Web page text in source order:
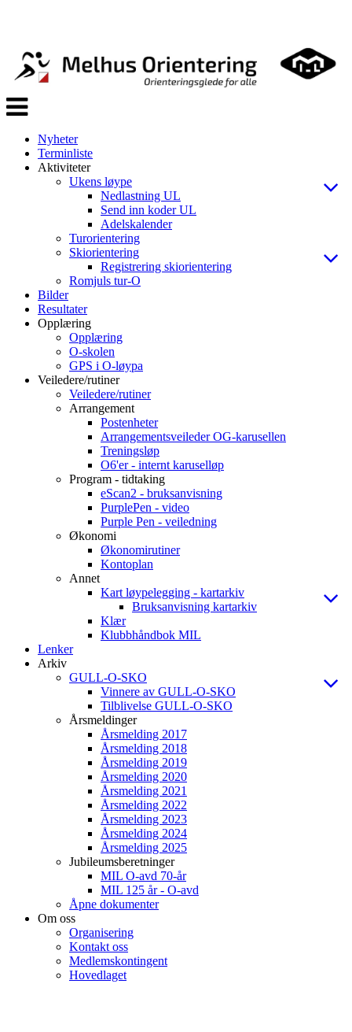
Veksle
navigasjon
Nyheter
Terminliste
Aktiviteter
Ukens løype
Nedlastning UL
Send inn koder UL
Adelskalender
Turorientering
Skiorientering
Registrering skiorientering
Romjuls tur-O
Bilder
Resultater
Opplæring
Opplæring
O-skolen
GPS i O-løypa
Veiledere/rutiner
Veiledere/rutiner
Arrangement
Postenheter
Arrangementsveileder OG-karusellen
Treningsløp
O6'er - internt karuselløp
Program - tidtaking
eScan2 - bruksanvisning
PurplePen - video
Purple Pen - veiledning
Økonomi
Økonomirutiner
Kontoplan
Annet
Kart løypelegging - kartarkiv
Bruksanvisning kartarkiv
Klær
Klubbhåndbok MIL
Lenker
Arkiv
GULL-O-SKO
Vinnere av GULL-O-SKO
Tilblivelse GULL-O-SKO
Årsmeldinger
Årsmelding 2017
Årsmelding 2018
Årsmelding 2019
Årsmelding 2020
Årsmelding 2021
Årsmelding 2022
Årsmelding 2023
Årsmelding 2024
Årsmelding 2025
Jubileumsberetninger
MIL O-avd 70-år
MIL 125 år - O-avd
Åpne dokumenter
Om oss
Organisering
Kontakt oss
Medlemskontingent
Hovedlaget